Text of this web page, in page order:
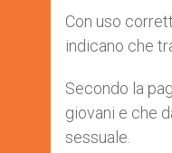
Con uso
indicano che
Secondo la
giovani e che
sessuale.